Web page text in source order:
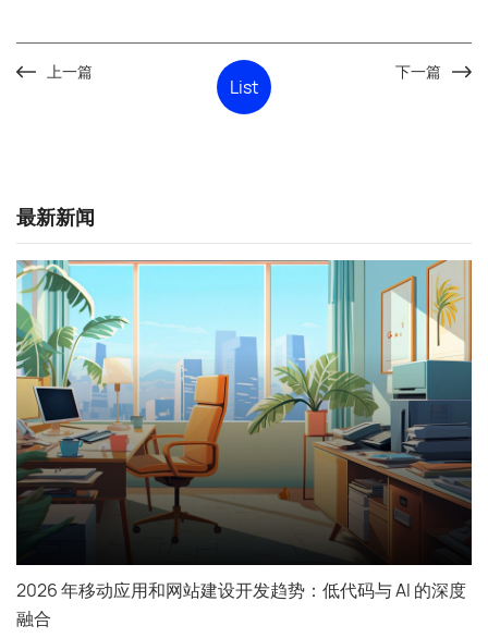
上一篇
List
下一篇
最新新闻
2026 年移动应用和网站建设开发趋势：低代码与 AI 的深度
融合
电话：13147070783